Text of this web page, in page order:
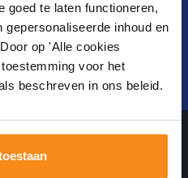
goed te laten functioneren,
inhoud en
op 'Alle cookies
voor het
beschreven in ons beleid.
laatste nieuws en
Verstuur